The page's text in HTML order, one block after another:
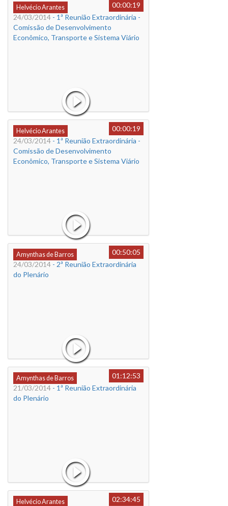
Helvécio Arantes
00:00:19
24/03/2014 - 1ª Reunião Extraordinária -
Comissão de Desenvolvimento
Econômico, Transporte e Sistema Viário
Helvécio Arantes
00:00:19
24/03/2014 - 1ª Reunião Extraordinária -
Comissão de Desenvolvimento
Econômico, Transporte e Sistema Viário
Amynthas de Barros
00:50:05
24/03/2014 - 2ª Reunião Extraordinária
do Plenário
Amynthas de Barros
01:12:53
21/03/2014 - 1ª Reunião Extraordinária
do Plenário
Helvécio Arantes
02:34:45